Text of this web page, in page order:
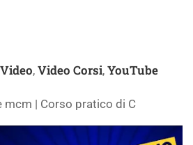
Video, Video Corsi, YouTube
mcm | Corso pratico di C